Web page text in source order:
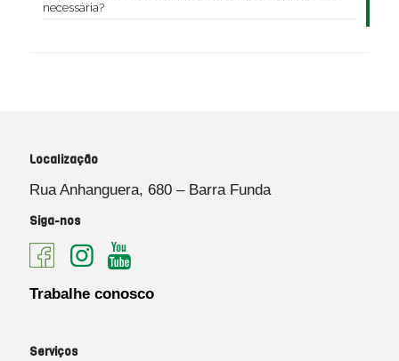
necessária?
Localização
Rua Anhanguera, 680 – Barra Funda
Siga-nos
Trabalhe conosco
Serviços